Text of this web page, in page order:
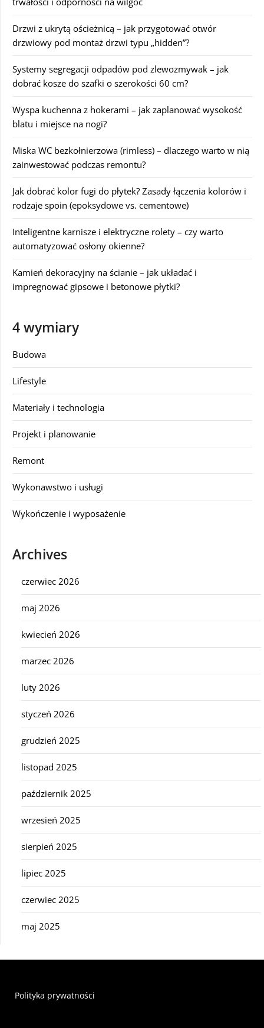
Drzwi z ukrytą ościeżnicą – jak przygotować otwór
drzwiowy pod montaż drzwi typu „hidden”?
Systemy segregacji odpadów pod zlewozmywak – jak
dobrać kosze do szafki o szerokości 60 cm?
Wyspa kuchenna z hokerami – jak zaplanować wysokość
blatu i miejsce na nogi?
Miska WC bezkołnierzowa (rimless) – dlaczego warto w nią
zainwestować podczas remontu?
Jak dobrać kolor fugi do płytek? Zasady łączenia kolorów i
rodzaje spoin (epoksydowe vs. cementowe)
Inteligentne karnisze i elektryczne rolety – czy warto
automatyzować osłony okienne?
Kamień dekoracyjny na ścianie – jak układać i
impregnować gipsowe i betonowe płytki?
4 wymiary
Budowa
Lifestyle
Materiały i technologia
Projekt i planowanie
Remont
Wykonawstwo i usługi
Wykończenie i wyposażenie
Archives
czerwiec 2026
maj 2026
kwiecień 2026
marzec 2026
luty 2026
styczeń 2026
grudzień 2025
listopad 2025
październik 2025
wrzesień 2025
sierpień 2025
lipiec 2025
czerwiec 2025
maj 2025
Polityka prywatności